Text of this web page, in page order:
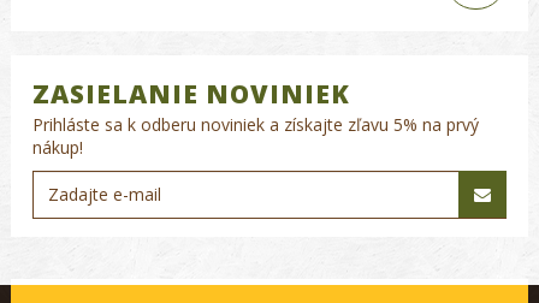
ZASIELANIE NOVINIEK
Prihláste sa k odberu noviniek a získajte zľavu 5% na prvý
nákup!